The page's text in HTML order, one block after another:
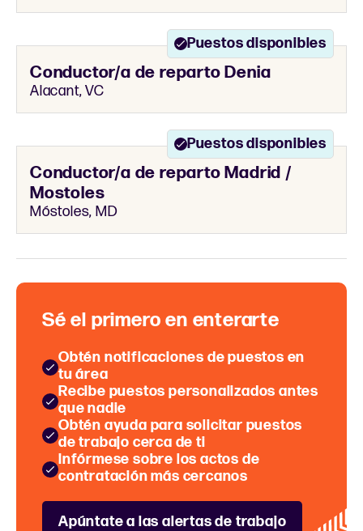
Conductor/a de reparto Denia
Alacant, VC
Puestos disponibles
Conductor/a de reparto Madrid /
Mostoles
Móstoles, MD
Puestos disponibles
Sé el primero en enterarte
Obtén notificaciones de puestos en
tu área
Recibe puestos personalizados antes
que nadie
Obtén ayuda para solicitar puestos
de trabajo cerca de ti
Infórmese sobre los actos de
contratación más cercanos
Apúntate a las alertas de trabajo